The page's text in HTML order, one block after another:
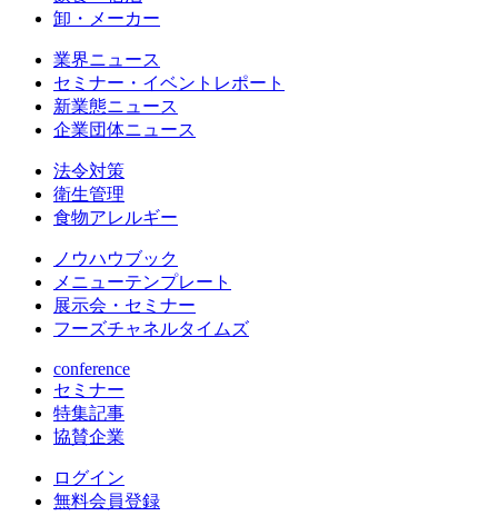
卸・メーカー
業界ニュース
セミナー・イベントレポート
新業態ニュース
企業団体ニュース
法令対策
衛生管理
食物アレルギー
ノウハウブック
メニューテンプレート
展示会・セミナー
フーズチャネルタイムズ
conference
セミナー
特集記事
協賛企業
ログイン
無料会員登録